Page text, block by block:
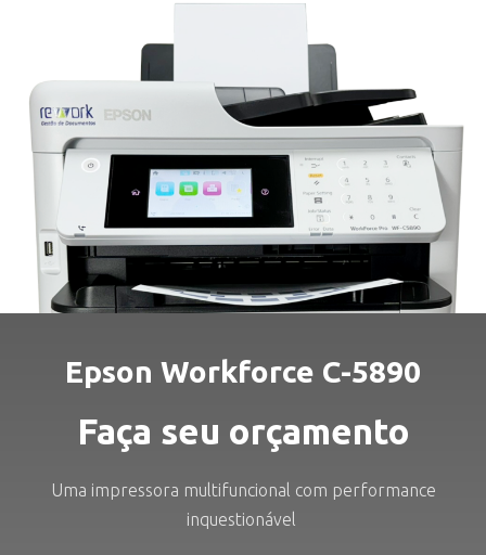
Epson Workforce C-5890
Faça seu orçamento
Uma impressora multifuncional com performance
inquestionável